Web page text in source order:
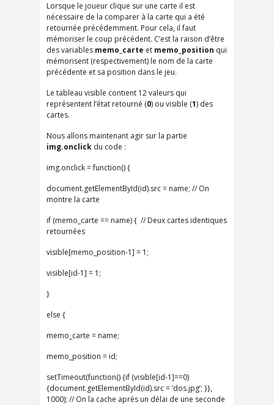
Lorsque le joueur clique sur une carte il est
nécessaire de la comparer à la carte qui a été
retournée précédemment. Pour cela, il faut
mémoriser le coup précédent. C’est la raison d’être
des variables memo_carte et memo_position qui
mémorisent (respectivement) le nom de la carte
précédente et sa position dans le jeu.
Le tableau visible contient 12 valeurs qui
représentent l’état retourné (0) ou visible (1) des
cartes.
Nous allons maintenant agir sur la partie
img.onclick du code :
img.onclick = function() {
document.getElementById(id).src = name; // On
montre la carte
if (memo_carte == name) { // Deux cartes identiques
retournées
visible[memo_position-1] = 1;
visible[id-1] = 1;
}
else {
memo_carte = name;
memo_position = id;
setTimeout(function() {if (visible[id-1]==0)
{document.getElementById(id).src = ‘dos.jpg’; }},
1000); // On la cache après un délai de une seconde